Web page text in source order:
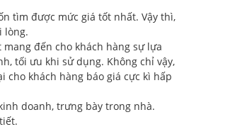
tìm được mức giá tốt nhất. Vậy thì,
lòng.
đến cho khách hàng sự lựa
tối ưu khi sử dụng. Không chỉ vậy,
cho khách hàng báo giá cực kì hấp
doanh, trưng bày trong nhà.